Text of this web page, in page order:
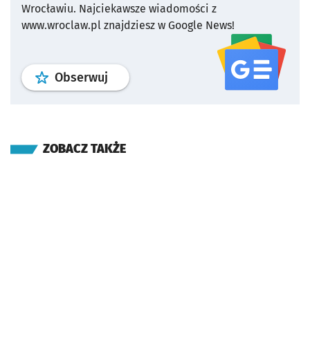
Wrocławiu. Najciekawsze wiadomości z
www.wroclaw.pl znajdziesz w Google News!
Obserwuj profil serwisu
ZOBACZ TAKŻE